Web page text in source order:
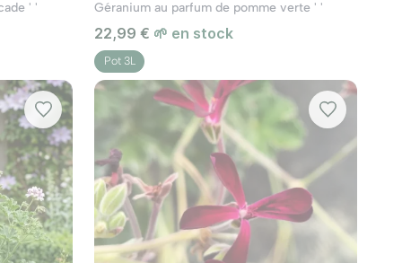
' ' Géranium au parfum de pomme verte ' '
22,99 € 🌱 en stock
Pot 3L